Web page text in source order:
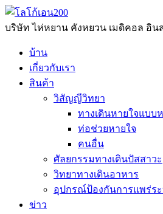
บริษัท ไห่หยาน คังหยวน เมดิคอล อิน
บ้าน
เกี่ยวกับเรา
สินค้า
วิสัญญีวิทยา
ทางเดินหายใจแบบ
ท่อช่วยหายใจ
คนอื่น
ศัลยกรรมทางเดินปัสสาวะ
วิทยาทางเดินอาหาร
อุปกรณ์ป้องกันการแพร่ร
ข่าว